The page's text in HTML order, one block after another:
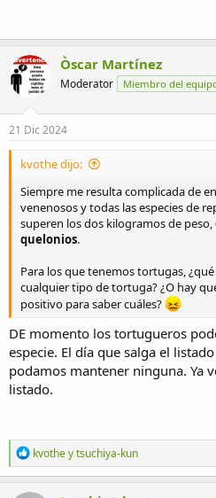
2. Reptiles venenosos y todas las
3. Todos los primates.
4. Mamíferos silvestres que en
5. Especies incluidas en otra
comunitario que impida su tenencia
Òscar Martínez
Moderator Miembro del
21 Dic 2024
kvothe dijo:
Siempre me resulta complicada de
venenosos y todas las especies de
superen los dos kilogramos de peso,
quelonios.
Para los que tenemos tortugas,
cualquier tipo de tortuga? ¿O hay
positivo para saber cuáles?
DE momento los tortugueros
especie. El día que salga el
podamos mantener ninguna. Ya
listado.
R
e
a
c
kvotheytsuchiya-kun